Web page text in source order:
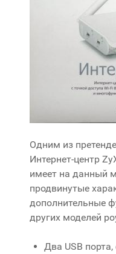
Одним из
Интернет-центр
имеет на данный
продвинутые
дополнительные
других моделей
Два USB